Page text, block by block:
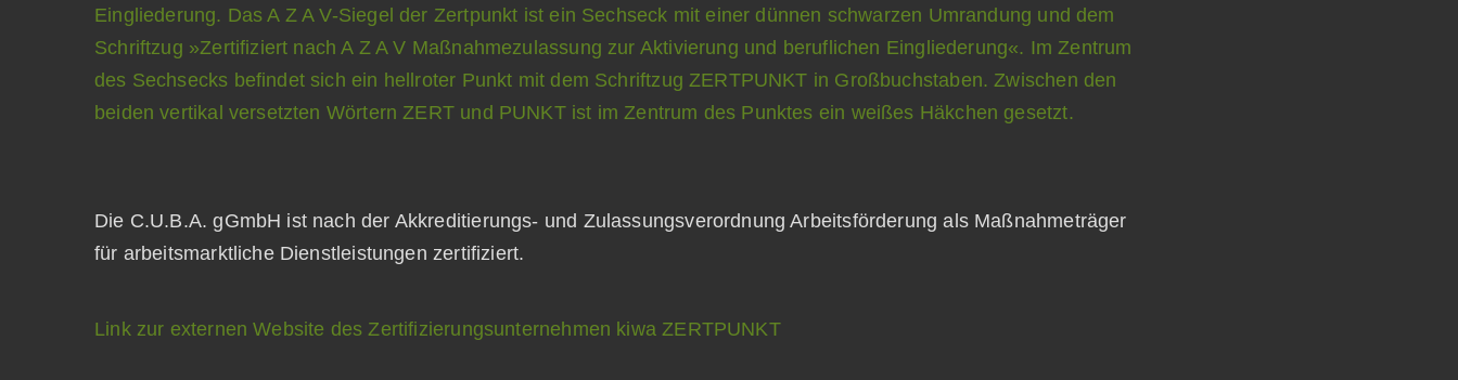
Die C.U.B.A. gGmbH ist nach der Akkreditierungs- und Zulassungsverordnung Arbeitsförderung als Maßnahmeträger
für arbeitsmarktliche Dienstleistungen zertifiziert.
Link zur externen Website des Zertifizierungsunternehmen kiwa ZERTPUNKT